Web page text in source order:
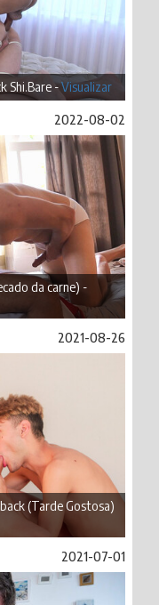
Shi.Bare -Visualizar
2022-08-02
da carne) -
2021-08-26
(Tarde Gostosa)
2021-07-01